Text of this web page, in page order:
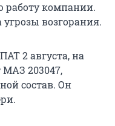
работу компании.
угрозы возгорания.
2 августа, на
203047,
состав. Он